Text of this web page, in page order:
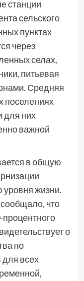
станции
сельского
пунктах
через
селах,
питьевая
Средняя
поселениях
для них
важной
в общую
жизни.
что
процентного
о
по
всех